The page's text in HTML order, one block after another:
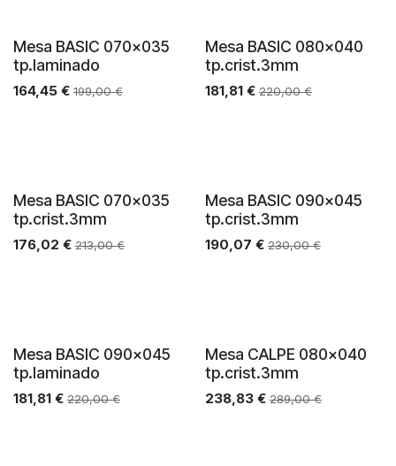
Mesa BASIC 070x035
tp.laminado
164,45 € 199,00€
Mesa BASIC 080x040
tp.crist.3mm
181,81€ 220,00€
Mesa BASIC 070x035
tp.crist.3mm
176,02 € 213,00€
Mesa BASIC 090x045
tp.crist.3mm
190,07 € 230,00€
Mesa BASIC 090x045
tp.laminado
181,81 € 220,00€
Mesa CALPE 080x040
tp.crist.3mm
238,83€ 289,00€